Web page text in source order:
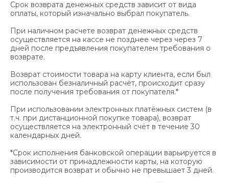
Срок возврата денежных средств зависит от вида
оплаты, который изначально выбрал покупатель.
При наличном расчете возврат денежных средств
осуществляется на кассе не позднее через через 7
дней после предъявления покупателем требования о
возврате.
Возврат стоимости товара на карту клиента, если был
использован безналичный расчёт, происходит сразу
после получения требования от покупателя.*
При использовании электронных платёжных систем (в
т.ч. при дистанционной покупке товара), возврат
осуществляется на электронный счёт в течение 30
календарных дней.
*Срок исполнения банковской операции варьируется в
зависимости от принадлежности карты, на которую
производится возврат и обычно не превышает 3 дней.